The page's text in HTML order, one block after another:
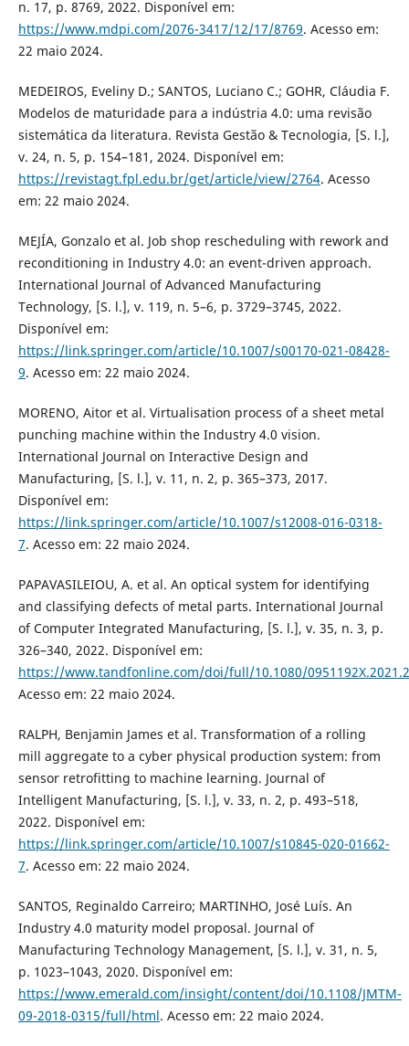
n. 17, p. 8769, 2022. Disponível em:
https://www.mdpi.com/2076-3417/12/17/8769. Acesso em:
22 maio 2024.
MEDEIROS, Eveliny D.; SANTOS, Luciano C.; GOHR, Cláudia F.
Modelos de maturidade para a indústria 4.0: uma revisão
sistemática da literatura. Revista Gestão & Tecnologia, [S. l.],
v. 24, n. 5, p. 154–181, 2024. Disponível em:
https://revistagt.fpl.edu.br/get/article/view/2764. Acesso
em: 22 maio 2024.
MEJÍA, Gonzalo et al. Job shop rescheduling with rework and
reconditioning in Industry 4.0: an event-driven approach.
International Journal of Advanced Manufacturing
Technology, [S. l.], v. 119, n. 5–6, p. 3729–3745, 2022.
Disponível em:
https://link.springer.com/article/10.1007/s00170-021-08428-
9. Acesso em: 22 maio 2024.
MORENO, Aitor et al. Virtualisation process of a sheet metal
punching machine within the Industry 4.0 vision.
International Journal on Interactive Design and
Manufacturing, [S. l.], v. 11, n. 2, p. 365–373, 2017.
Disponível em:
https://link.springer.com/article/10.1007/s12008-016-0318-
7. Acesso em: 22 maio 2024.
PAPAVASILEIOU, A. et al. An optical system for identifying
and classifying defects of metal parts. International Journal
of Computer Integrated Manufacturing, [S. l.], v. 35, n. 3, p.
326–340, 2022. Disponível em:
https://www.tandfonline.com/doi/full/10.1080/
Acesso em: 22 maio 2024.
RALPH, Benjamin James et al. Transformation of a rolling
mill aggregate to a cyber physical production system: from
sensor retrofitting to machine learning. Journal of
Intelligent Manufacturing, [S. l.], v. 33, n. 2, p. 493–518,
2022. Disponível em:
https://link.springer.com/article/10.1007/s10845-020-01662-
7. Acesso em: 22 maio 2024.
SANTOS, Reginaldo Carreiro; MARTINHO, José Luís. An
Industry 4.0 maturity model proposal. Journal of
Manufacturing Technology Management, [S. l.], v. 31, n. 5,
p. 1023–1043, 2020. Disponível em:
https://www.emerald.com/insight/content/doi/10.1108/JMTM-
09-2018-0315/full/html. Acesso em: 22 maio 2024.